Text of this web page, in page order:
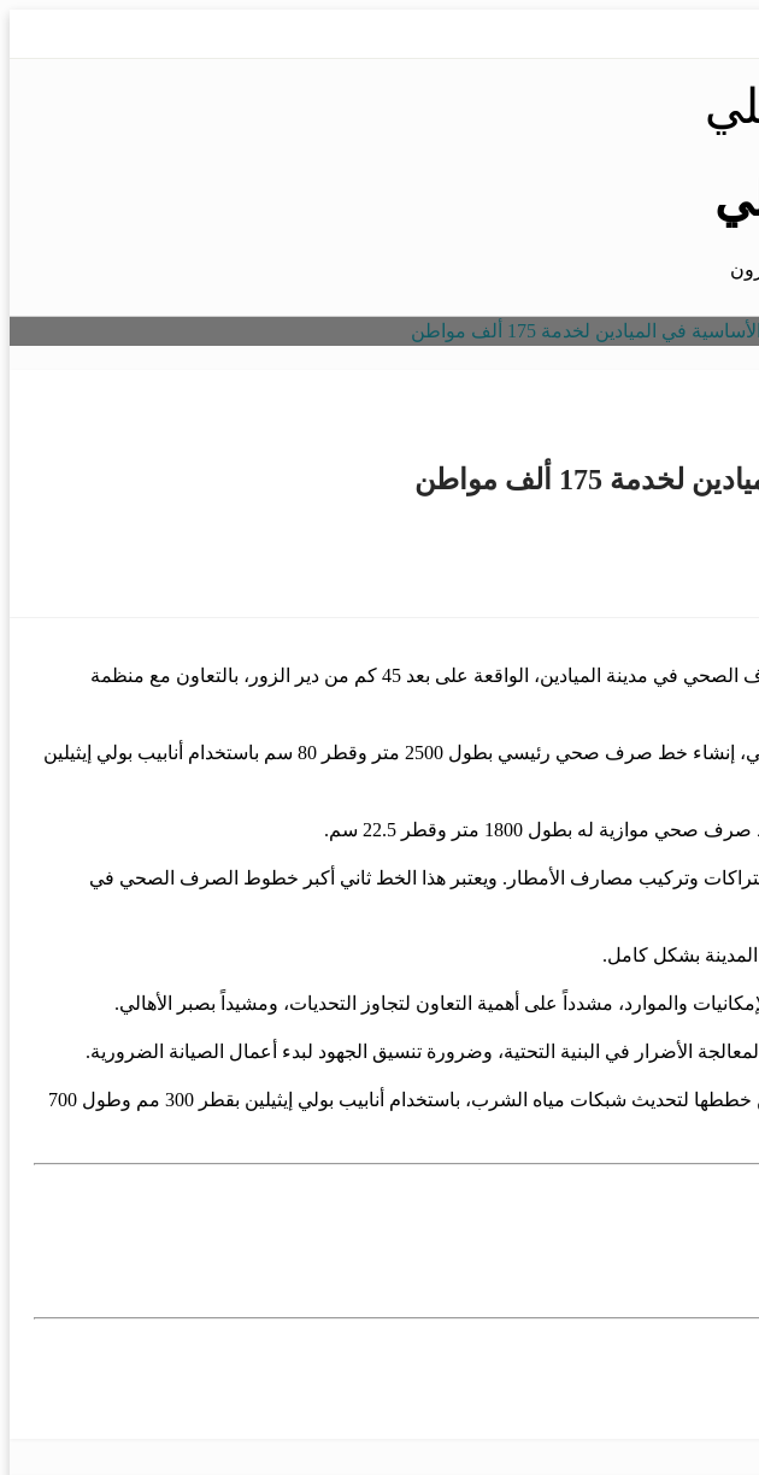
ألف مواطن
بدأت الشركة العامة لمياه الشرب والصرف الصحي بدير الزور، تنفيذ مشروع تحديث واستبدال شبكات الصرف الصحي في مدينة الميادين، الواقعة على بعد 45 كم من دير الزور، بالتعاون مع منظمة
تشمل خطة المشروع، وفق المهندسة انتصار عبد اللطيف من المؤسسة العامة لمياه الشرب والصرف الصحي، إنشاء خط صرف صحي رئيسي بطول 2500 متر وقطر 80 سم باستخدام أنابيب بولي إيثيلين
له بطول 1800 متر وقطر 22.5 سم.
وتركيب مصارف الأمطار. ويعتبر هذا الخط ثاني أكبر خطوط الصرف الصحي في
والموارد، مشدداً على أهمية التعاون لتجاوز التحديات، ومشيداً بصبر الأهالي.
الأضرار في البنية التحتية، وضرورة تنسيق الجهود لبدء أعمال الصيانة الضرورية.
وكانت ورشات المياه قد نفذت في فبراير الماضي عمليات استبدال خطوط الصرف الصحي في المدينة ضمن خططها لتحديث شبكات مياه الشرب، باستخدام أنابيب بولي إيثيلين بقطر 300 مم وطول 700